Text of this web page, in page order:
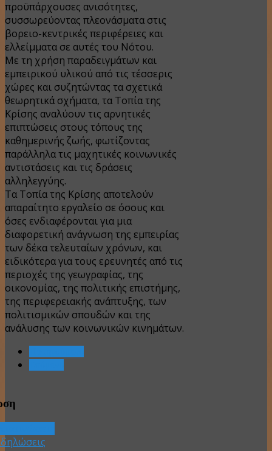
προϋπάρχουσες ανισότητες,
συσσωρεύοντας πλεονάσματα στις
βορειο-κεντρικές περιφέρειες και
ελλείμματα σε αυτές του Νότου.
Με τη χρήση παραδειγμάτων και
εμπειρικού υλικού από τις τέσσερις
χώρες και συζητώντας τα σχετικά
θεωρητικά σχήματα, τα Τοπία της
Κρίσης αναλύουν τις αρνητικές
επιπτώσεις στους τόπους της
καθημερινής ζωής, φωτίζοντας
παράλληλα τις μαχητικές κοινωνικές
αντιστάσεις και τις δράσεις
αλληλεγγύης.
Τα Τοπία της Κρίσης αποτελούν
απαραίτητο εργαλείο σε όσους και
όσες ενδιαφέρονται για μια
διαφορετική ανάγνωση της εμπειρίας
των δέκα τελευταίων χρόνων, και
ειδικότερα για τους ερευνητές από τις
περιοχές της γεωγραφίας, της
οικονομίας, της πολιτικής επιστήμης,
της περιφερειακής ανάπτυξης, των
πολιτισμικών σπουδών και της
ανάλυσης των κοινωνικών κινημάτων.